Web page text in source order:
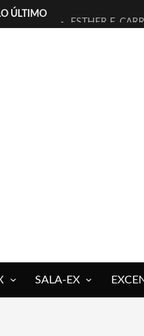
ÚLTIMO
ESTHER F.
[ELECTRA
TIMBRE 4, LA
30 AÑOS (NO
MILITARES
MARSHALL
JOFRE
SALA-EX